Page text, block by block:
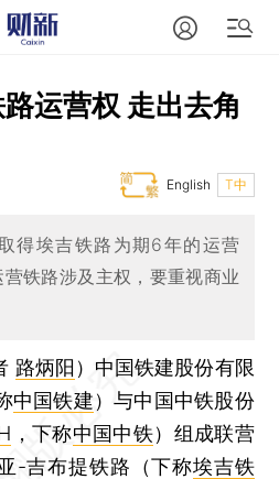
运营权 走出去角
T中
English
得埃吉铁路为期6年的运营
铁路涉及主权，要重视商业
路炳阳 ） 中国铁建股份有限
中国铁建）与中国中铁股份
，下称中国中铁）组成联营
-吉布提铁路（下称埃吉铁